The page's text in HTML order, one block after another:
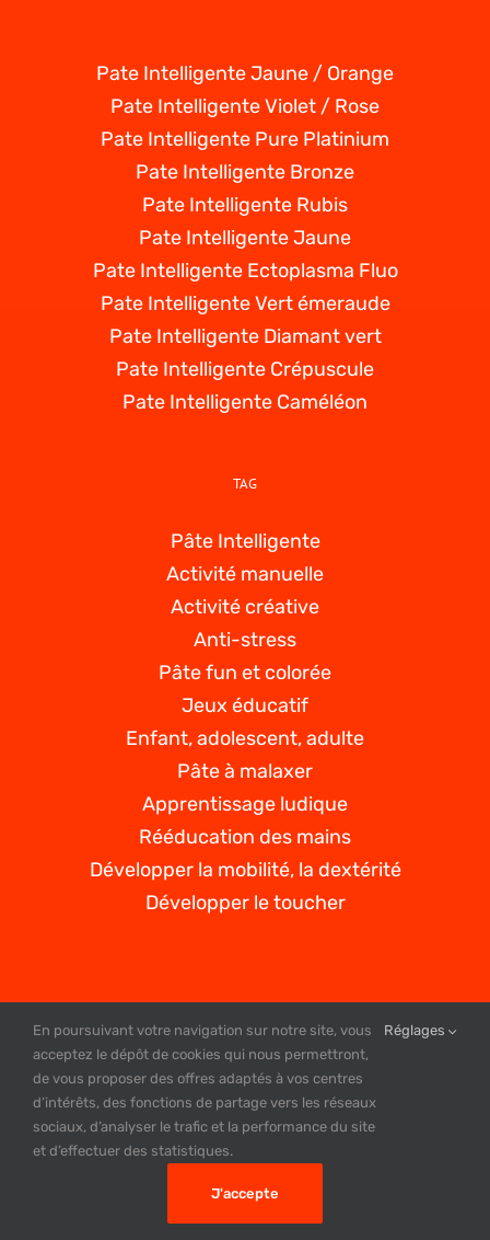
Pate Intelligente Jaune / Orange
Pate Intelligente Violet / Rose
Pate Intelligente Pure Platinium
Pate Intelligente Bronze
Pate Intelligente Rubis
Pate Intelligente Jaune
Pate Intelligente Ectoplasma Fluo
Pate Intelligente Vert émeraude
Pate Intelligente Diamant vert
Pate Intelligente Crépuscule
Pate Intelligente Caméléon
TAG
Pâte Intelligente
Activité manuelle
Activité créative
Anti-stress
Pâte fun et colorée
Jeux éducatif
Enfant, adolescent, adulte
Pâte à malaxer
Apprentissage ludique
Rééducation des mains
Développer la mobilité, la dextérité
Développer le toucher
Copyright pate-intelligente © 2020
ACCUEIL |
PATE INTELLIGENTE |
CONTACT |
LEGALES |
POLITIQUE DE CONFIDENTIALITE
Création site web by PUBINLYON
En poursuivant votre navigation sur notre site, vous
acceptez le dépôt de cookies qui nous permettront,
de vous proposer des offres adaptés à vos centres
d’intérêts, des fonctions de partage vers les réseaux
sociaux, d’analyser le trafic et la performance du site
et d’effectuer des statistiques.
Réglages
J'accepte